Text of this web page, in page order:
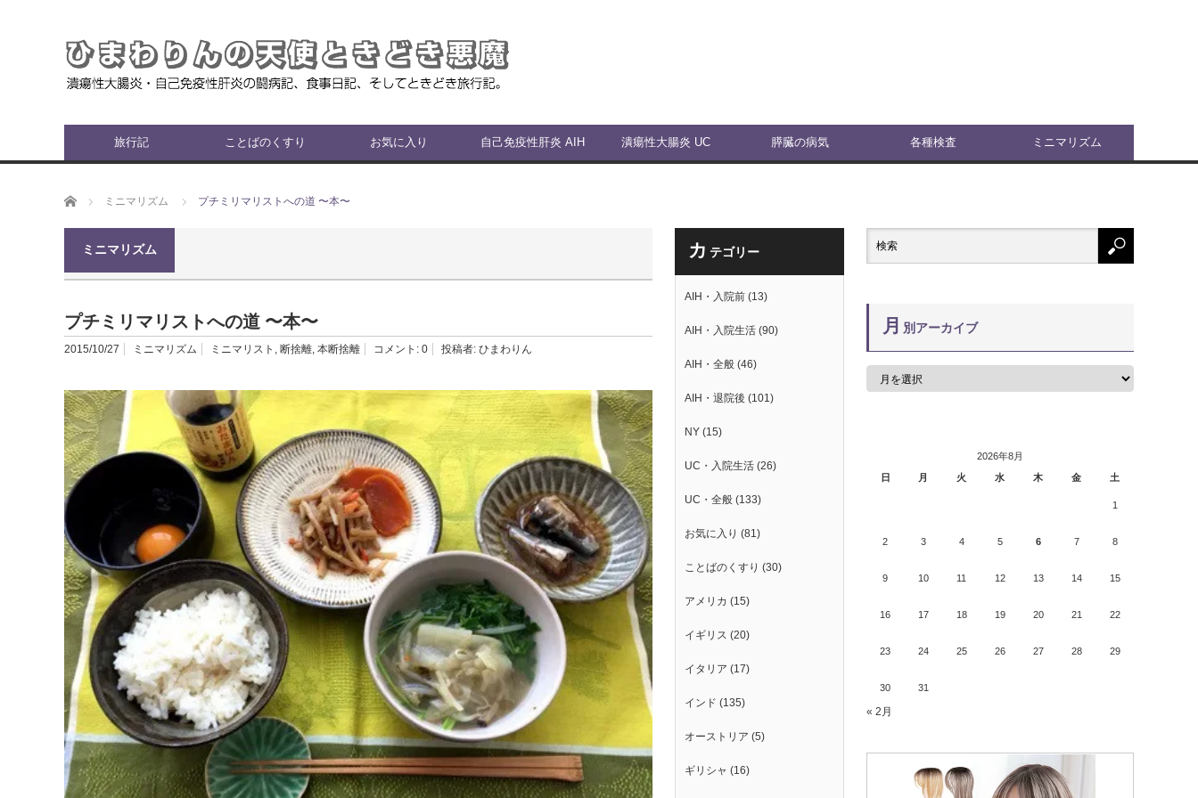
旅行記 ことばのくすり お気に入り 自己免疫性肝炎 AIH 潰瘍性大腸炎 UC 膵臓の病気 各種検査 ミニマリズム
ホーム ミニマリズム プチミリマリストへの道 〜本〜
ミニマリズム
プチミリマリストへの道 〜本〜
2015/10/27 ミニマリズム ミニマリスト , 断捨離, 本断捨離 コメント: 0 投稿者: ひまわりん
カ テゴリー
AIH・入院前 (13)
AIH・入院生活 (90)
AIH・全般 (46)
AIH・退院後 (101)
NY (15)
UC・入院生活 (26)
UC・全般 (133)
お気に入り (81)
ことばのくすり (30)
アメリカ (15)
イギリス (20)
イタリア (17)
インド (135)
オーストリア (5)
ギリシャ (16)
月 別アーカイブ
2026年8月
日
月 火 水 木 金 土
1
2 3 4 5 6 7 8
9 10 11 12 13 14 15
16 17 18 19 20 21 22
23 24 25 26 27 28 29
30 31
« 2月